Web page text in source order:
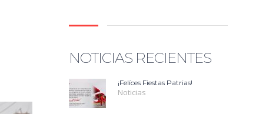
NOTICIAS RECIENTES
¡Felíces Fiestas Patrias!
Noticias